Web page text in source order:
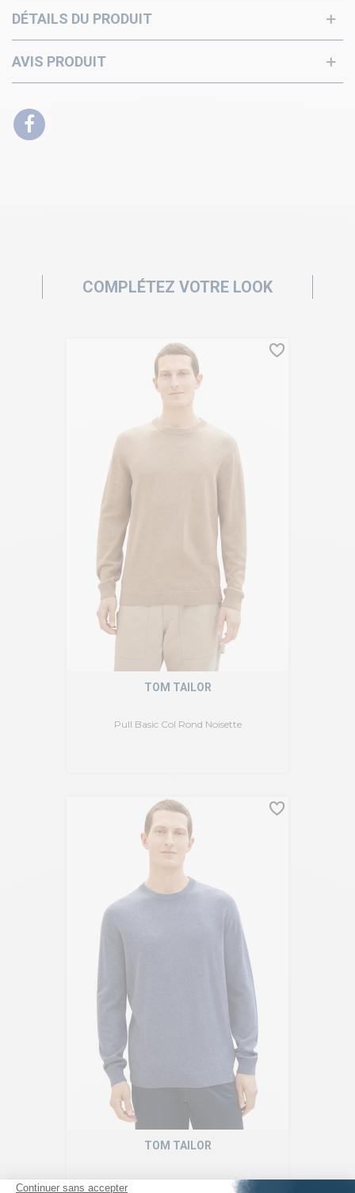
DÉTAILS DU PRODUIT
AVIS PRODUIT
COMPLÉTEZ VOTRE LOOK
Pull Basic Col Rond Noisette
TOM TAILOR
Pull Basic Col Rond Bleu Indigo
TOM TAILOR